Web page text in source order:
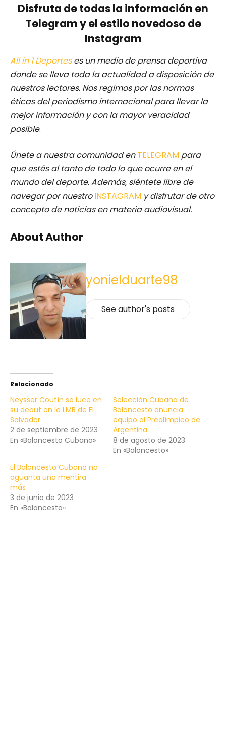
Disfruta de todas la información en
Telegram y el estilo novedoso de
Instagram
All in 1 Deporteses un medio de prensa deportiva
donde se lleva toda la actualidad a disposición de
nuestros lectores. Nos regimos por las normas
éticas del periodismo internacional para llevar la
mejor información y con la mayor veracidad
posible.
Únete a nuestra comunidad enTELEGRAM para
que estés al tanto de todo lo que ocurre en el
mundo del deporte. Además, siéntete libre de
navegar por nuestro INSTAGRAM y disfrutar de otro
concepto de noticias en materia audiovisual.
About Author
yonielduarte98
See author's posts
Relacionado
Neysser Coutín se luce en
su debut en la LMB de El
Salvador
2 de septiembre de 2023
En «Baloncesto Cubano»
Selección Cubana de
Baloncesto anuncia
equipo al Preolímpico de
Argentina
8 de agosto de 2023
En «Baloncesto»
El Baloncesto Cubano no
aguanta una mentira
más
3 de junio de 2023
En «Baloncesto»